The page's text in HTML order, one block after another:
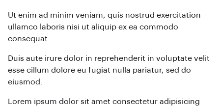
Ut enim ad minim veniam, quis nostrud exercitation
ullamco laboris nisi ut aliquip ex ea commodo
consequat.
Duis aute irure dolor in reprehenderit in voluptate velit
esse cillum dolore eu fugiat nulla pariatur, sed do
eiusmod.
Lorem ipsum dolor sit amet consectetur adipisicing